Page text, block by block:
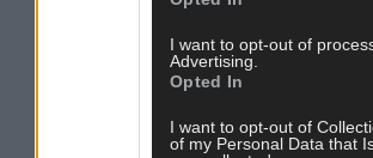
I want to opt-out of
Advertising.
Opted In
I want to opt-out of
of my Personal Data that